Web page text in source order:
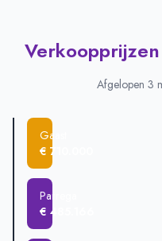
Afgelopen 3
Gaast
€ 710.000
Parrega
€ 485.166